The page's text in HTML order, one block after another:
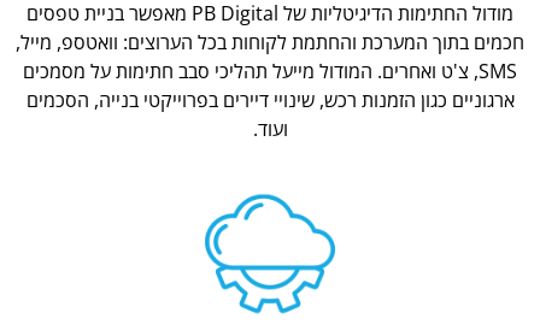
מודול החתימות הדיגיטליות של PB Digital מאפשר בניית טפסים
חכמים בתוך המערכת והחתמת לקוחות בכל הערוצים: וואטספ, מייל,
SMS, צ'ט ואחרים. המודול מייעל תהליכי סבב חתימות על מסמכים
ארגוניים כגון הזמנות רכש, שינויי דיירים בפרוייקטי בנייה, הסכמים
ועוד.